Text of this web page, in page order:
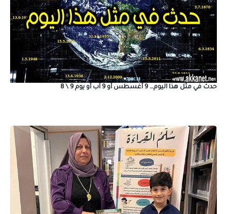
حدث في مثل هذا اليوم… 9 أغسطس أو 9 آب أو يوم 9 \ 8